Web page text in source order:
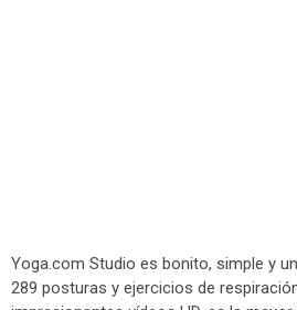
Yoga.com Studio es bonito, simple y
289 posturas y ejercicios de